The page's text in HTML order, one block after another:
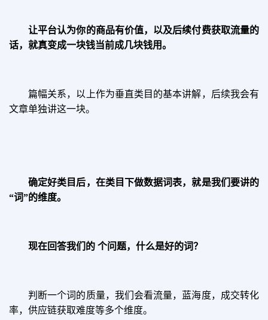
让平台认为你的商品有价值，以及后续付费获取流量的
话，就真变成一块钱当前成几块钱用。
篇幅关系，以上作为垂直类目的基本讲解，后续我会有
文章单独讲这一块。
确定好类目后，在类目下做数据词表，就是我们要讲的
“词”的维度。
现在回答我们的 个问题，什么是好的词？
判断一个词的质量，我们会看流量，蓝海度，成交转化
率，供应链获取难度等多个维度。